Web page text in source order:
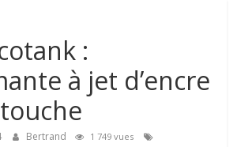
:
à jet d’encre
Bertrand 1 749 vues